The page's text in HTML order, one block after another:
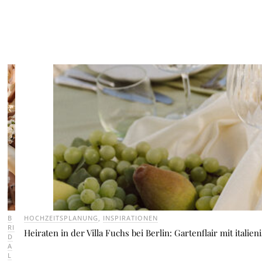
B
RI
D
A
L
HOCHZEITSPLANUNG INSPIRATIONEN
Heiraten in der Villa Fuchs bei Berlin: Gartenflair mit